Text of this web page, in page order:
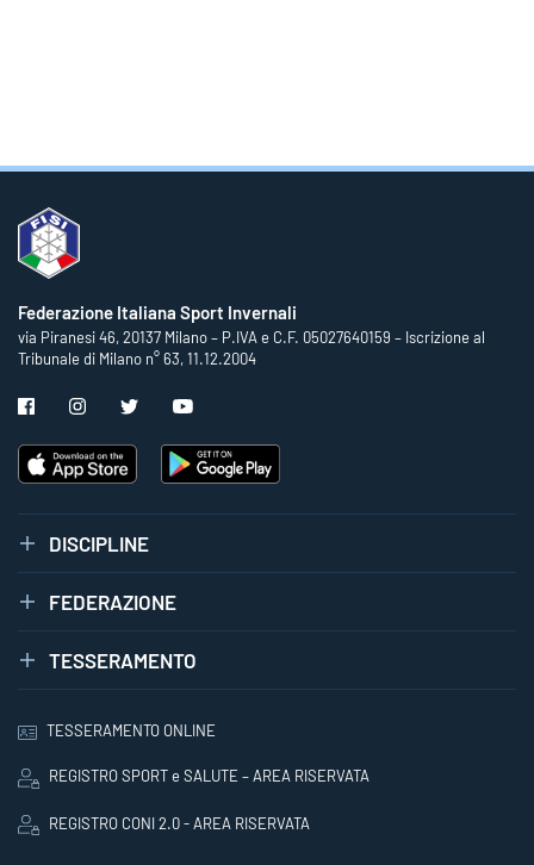
Federazione Italiana Sport Invernali
via Piranesi 46, 20137 Milano – P.IVA e C.F. 05027640159 – Iscrizione al
Tribunale di Milano n° 63, 11.12.2004
DISCIPLINE
FEDERAZIONE
TESSERAMENTO
TESSERAMENTO ONLINE
REGISTRO SPORT e SALUTE – AREA RISERVATA
REGISTRO CONI 2.0 - AREA RISERVATA